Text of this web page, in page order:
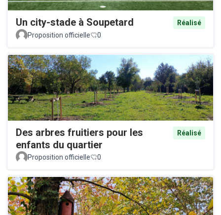
Un city-stade à Soupetard
Réalisé
Proposition officielle
0
Des arbres fruitiers pour les
enfants du quartier
Réalisé
Proposition officielle 0